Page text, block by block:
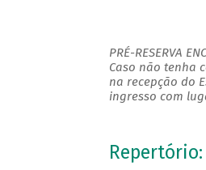
PRÉ-RESERVA
Caso não tenha
na recepção do
ingresso com
Repertório: